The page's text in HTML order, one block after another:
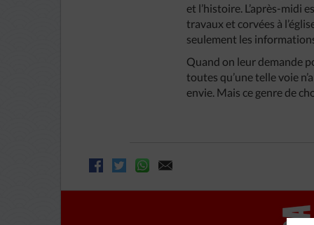
et l’histoire. L’après-midi
travaux et corvées à
seulement les
Quand on leur demande
toutes qu’une telle voie
envie. Mais ce genre de